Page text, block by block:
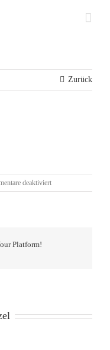
Zurück
deaktiviertfür
lego-
Platform!